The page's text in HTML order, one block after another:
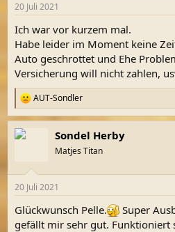
20 Juli 2021
Ich war vor kurzem mal.
Habe leider im Moment keine
Auto geschrottet und Ehe
Versicherung will nicht zahlen,
R
e
a
k
e
:
AUT-Sondler
Sondel Herby
Matjes Titan
20 Juli 2021
Glückwunsch Pelle.
Super
gefällt mir sehr gut. Funktioniert